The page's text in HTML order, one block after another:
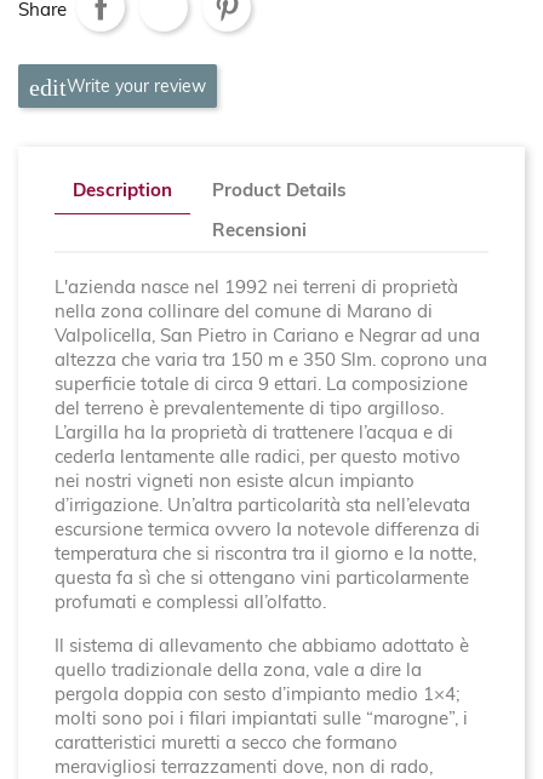
Share
Write your review
Description Product Details
Recensioni
L'azienda nasce nel 1992 nei terreni di proprietà
nella zona collinare del comune di Marano di
Valpolicella, San Pietro in Cariano e Negrar ad una
altezza che varia tra 150 m e 350 Slm. coprono una
superficie totale di circa 9 ettari. La composizione
del terreno è prevalentemente di tipo argilloso.
L’argilla ha la proprietà di trattenere l’acqua e di
cederla lentamente alle radici, per questo motivo
nei nostri vigneti non esiste alcun impianto
d’irrigazione. Un’altra particolarità sta nell’elevata
escursione termica ovvero la notevole differenza di
temperatura che si riscontra tra il giorno e la notte,
questa fa sì che si ottengano vini particolarmente
profumati e complessi all’olfatto.
Il sistema di allevamento che abbiamo adottato è
quello tradizionale della zona, vale a dire la
pergola doppia con sesto d’impianto medio 1×4;
molti sono poi i filari impiantati sulle “marogne”, i
caratteristici muretti a secco che formano
meravigliosi terrazzamenti dove, non di rado,